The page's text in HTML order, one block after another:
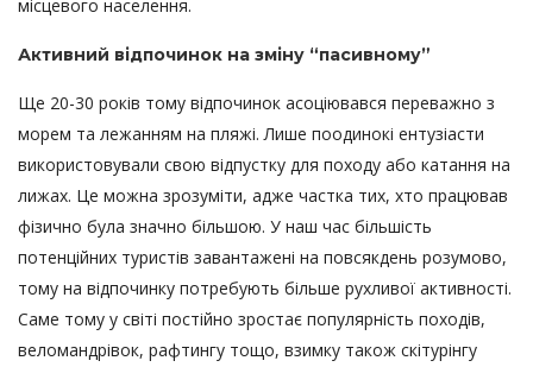
місцевого населення.
Активний відпочинок на зміну “пасивному”
Ще 20-30 років тому відпочинок асоціювався переважно з
морем та лежанням на пляжі. Лише поодинокі ентузіасти
використовували свою відпустку для походу або катання на
лижах. Це можна зрозуміти, адже частка тих, хто працював
фізично була значно більшою. У наш час більшість
потенційних туристів завантажені на повсякдень розумово,
тому на відпочинку потребують більше рухливої активності.
Саме тому у світі постійно зростає популярність походів,
веломандрівок, рафтингу тощо, взимку також скітурінгу